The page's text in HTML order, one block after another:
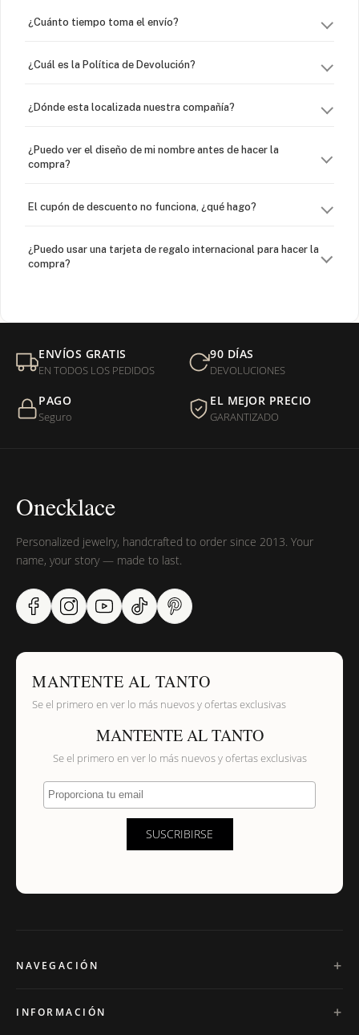
¿Cuánto tiempo toma el envío?
¿Cuál es la Política de Devolución?
¿Dónde esta localizada nuestra compañía?
¿Puedo ver el diseño de mi nombre antes de hacer la
compra?
El cupón de descuento no funciona, ¿qué hago?
¿Puedo usar una tarjeta de regalo internacional para hacer la
compra?
Mi orden fue devuelta por USPS, ¿qué hago para que sea
entregada?
¿Sus productos son libres de níquel?
ENVÍOS GRATIS
EN TODOS LOS PEDIDOS
90 DÍAS
DEVOLUCIONES
PAGO
Seguro
EL MEJOR PRECIO
GARANTIZADO
Onecklace
Personalized jewelry, handcrafted to order since 2013. Your
name, your story — made to last.
MANTENTE AL TANTO
Se el primero en ver lo más nuevos y ofertas exclusivas
MANTENTE AL TANTO
Se el primero en ver lo más nuevos y ofertas exclusivas
Proporciona tu email
SUSCRIBIRSE
NAVEGACIÓN
INFORMACIÓN